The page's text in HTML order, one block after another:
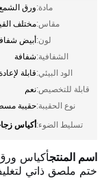
مادة:ورق الشمع
مقاس:مختلف
لون:أبيض
الشفافية:شفافة
الود البيئي:قابلة لإعادة التدوير و
قابلة للتخصيص:نعم
نوع الحقيبة:حقيبة
تسليط الضوء:أكياس
اسم المنتجأكياس ورق
ختم ملصق ذاتي